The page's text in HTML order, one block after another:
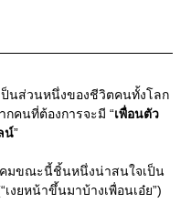
ป็นส่วนหนึ่งของชีวิตคนทั้งโลก
กคนที่ต้องการจะมี “เพื่อนตัว
น์”
คมขณะนี้ชิ้นหนึ่งน่าสนใจเป็น
เงยหน้าขึ้นมาบ้างเพื่อนเอ๋ย”)